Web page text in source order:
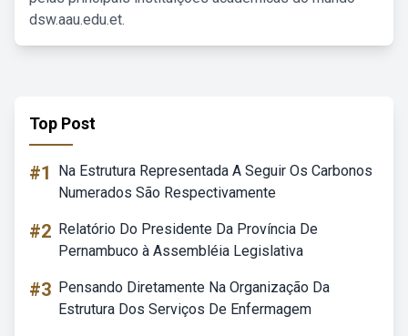
dsw.aau.edu.et.
Top Post
#1
Na Estrutura Representada A Seguir Os Carbonos
Numerados São Respectivamente
#2 Relatório Do Presidente Da Província De
Pernambuco à Assembléia Legislativa
#3 Pensando Diretamente Na Organização Da
Estrutura Dos Serviços De Enfermagem